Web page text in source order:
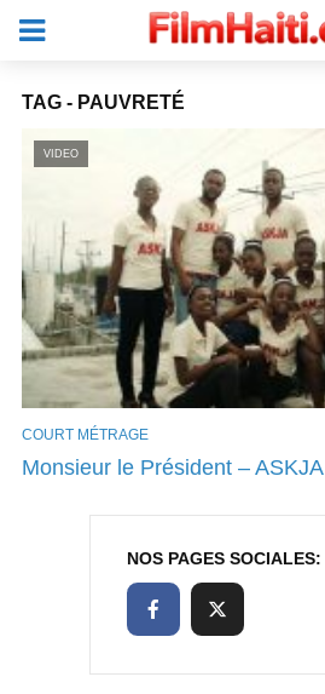
SE CONNECTER
TAG - PAUVRETÉ
VIDEO
COURT MÉTRAGE
Monsieur le Président – ASKJA
NOS PAGES SOCIALES: